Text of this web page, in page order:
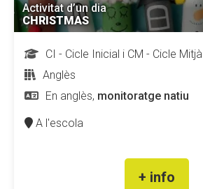
Activitat d’un dia
CHRISTMAS
CI - Cicle Inicial i CM - Cicle Mitjà
Anglès
En anglès, monitoratge natiu
A l'escola
+ info